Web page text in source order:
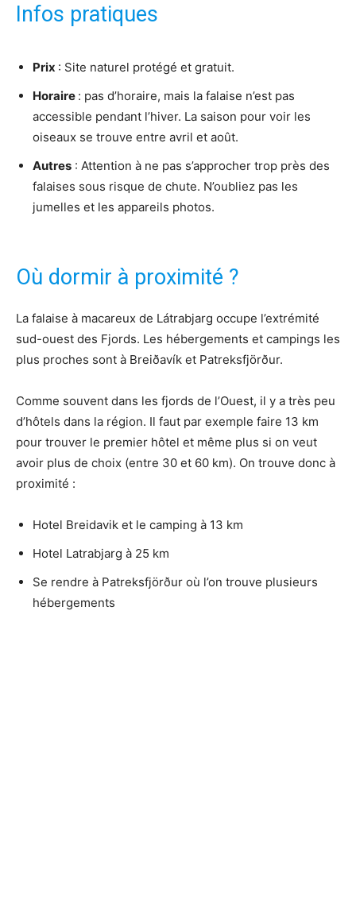
Infos pratiques
Prix : Site naturel protégé et gratuit.
Horaire : pas d’horaire, mais la falaise n’est pas
accessible pendant l’hiver. La saison pour voir les
oiseaux se trouve entre avril et août.
Autres : Attention à ne pas s’approcher trop près des
falaises sous risque de chute. N’oubliez pas les
jumelles et les appareils photos.
Où dormir à proximité ?
La falaise à macareux de Látrabjarg occupe l’extrémité
sud-ouest des Fjords. Les hébergements et campings les
plus proches sont à Breiðavík et Patreksfjörður.
Comme souvent dans les fjords de l’Ouest, il y a très peu
d’hôtels dans la région. Il faut par exemple faire 13 km
pour trouver le premier hôtel et même plus si on veut
avoir plus de choix (entre 30 et 60 km). On trouve donc à
proximité :
Hotel Breidavik et le camping à 13 km
Hotel Latrabjarg à 25 km
Se rendre à Patreksfjörður où l’on trouve plusieurs
hébergements